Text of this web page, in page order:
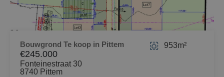
Bouwgrond Te koop in Pittem
€245.000
Fonteinestraat 30
8740 Pittem
953m²